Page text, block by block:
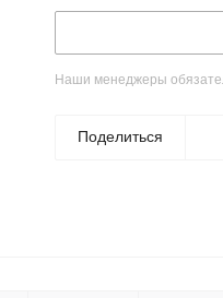
Наши менеджеры
Поделиться